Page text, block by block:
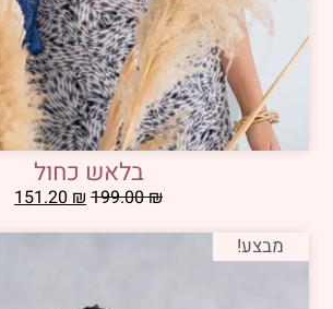
בלאש כחול
199.00₪
151.20₪
מבצע!